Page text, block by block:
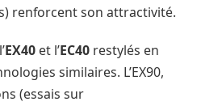
renforcent son attractivité.
EX40 et l’EC40 restylés en
similaires. L’EX90,
(essais sur